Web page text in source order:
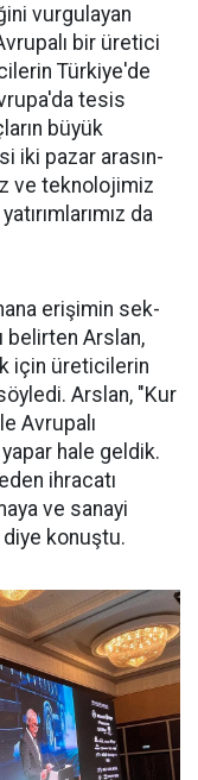
vurgulayan
bir üretici
Türkiye'de
tesis
büyük
iki pazar arasın­
ve teknolojimiz
da
erişimin sek­
belirten Arslan,
için üreticilerin
söyledi. Arslan, "Kur
Avrupalı
ha­le geldik.
ihracatı
ve sanayi
diye konuştu.